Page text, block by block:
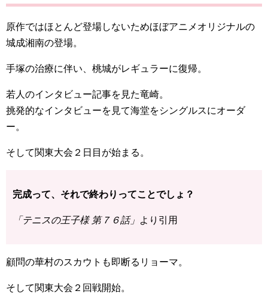
原作ではほとんど登場しないためほぼアニメオリジナルの
城成湘南の登場。
手塚の治療に伴い、桃城がレギュラーに復帰。
若人のインタビュー記事を見た竜崎。
挑発的なインタビューを見て海堂をシングルスにオーダ
ー。
そして関東大会２日目が始まる。
完成って、それで終わりってことでしょ？
「テニスの王子様 第７６話」 より引用
顧問の華村のスカウトも即断るリョーマ。
そして関東大会２回戦開始。